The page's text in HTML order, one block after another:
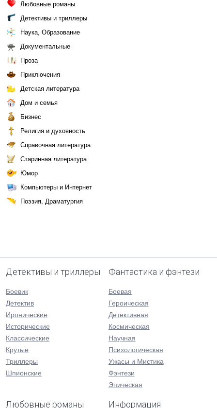
Любовные романы
Детективы и триллеры
Наука, Образование
Документальные
Проза
Приключения
Детская литература
Дом и семья
Бизнес
Религия и духовность
Справочная литература
Старинная литература
Юмор
Компьютеры и Интернет
Поэзия, Драматургия
Детективы и триллеры
Боевик
Детектив
Иронические
Исторические
Классические
Крутые
Триллеры
Шпионские
Фантастика и фэнтези
Боевая
Героическая
Детективная
Космическая
Научная
Психологическая
Ужасы и Мистика
Фэнтези
Эпическая
Любовные романы Информация